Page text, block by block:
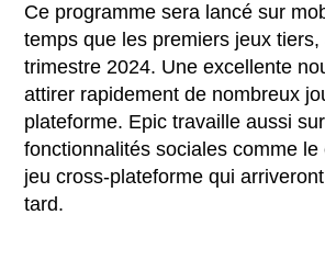
Ce programme sera lancé sur
temps que les premiers jeux tiers,
trimestre 2024. Une excellente
attirer rapidement de nombreux
plateforme. Epic travaille aussi
fonctionnalités sociales comme
jeu cross-plateforme qui
tard.